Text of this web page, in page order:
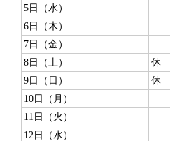
5日（水）
6日（木）
7日（金）
8日（土）
休
9日（日）
休
10日（月）
11日（火）
12日（水）